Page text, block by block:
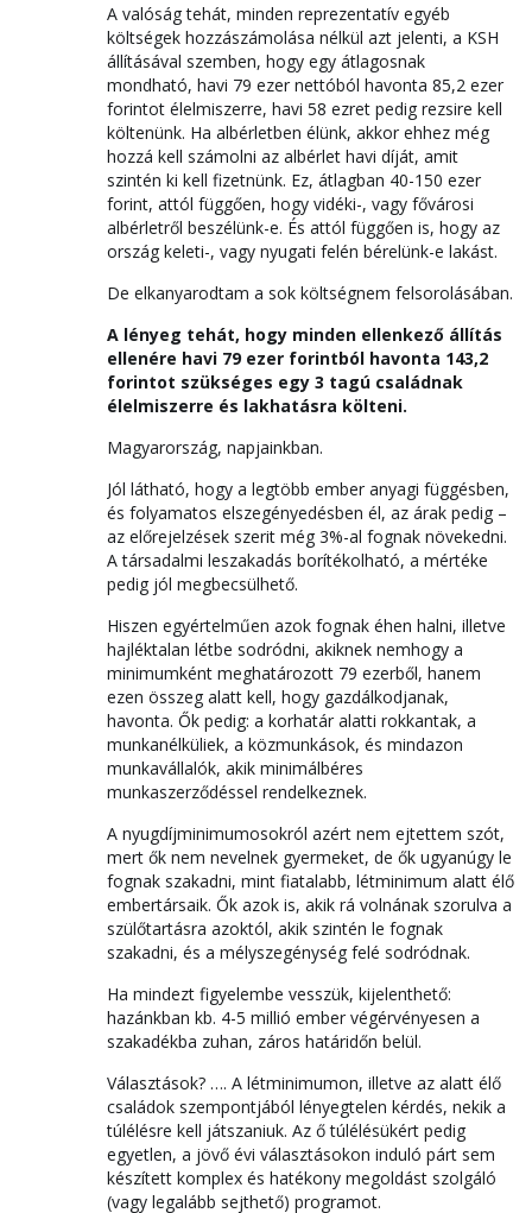
A valóság tehát, minden reprezentatív egyéb
költségek hozzászámolása nélkül azt jelenti, a KSH
állításával szemben, hogy egy átlagosnak
mondható, havi 79 ezer nettóból havonta 85,2 ezer
forintot élelmiszerre, havi 58 ezret pedig rezsire kell
költenünk. Ha albérletben élünk, akkor ehhez még
hozzá kell számolni az albérlet havi díját, amit
szintén ki kell fizetnünk. Ez, átlagban 40-150 ezer
forint, attól függően, hogy vidéki-, vagy fővárosi
albérletről beszélünk-e. És attól függően is, hogy az
ország keleti-, vagy nyugati felén bérelünk-e lakást.
De elkanyarodtam a sok költségnem felsorolásában.
A lényeg tehát, hogy minden ellenkező állítás
ellenére havi 79 ezer forintból havonta 143,2
forintot szükséges egy 3 tagú családnak
élelmiszerre és lakhatásra költeni.
Magyarország, napjainkban.
Jól látható, hogy a legtöbb ember anyagi függésben,
és folyamatos elszegényedésben él, az árak pedig –
az előrejelzések szerit még 3%-al fognak növekedni.
A társadalmi leszakadás borítékolható, a mértéke
pedig jól megbecsülhető.
Hiszen egyértelműen azok fognak éhen halni, illetve
hajléktalan létbe sodródni, akiknek nemhogy a
minimumként meghatározott 79 ezerből, hanem
ezen összeg alatt kell, hogy gazdálkodjanak,
havonta. Ők pedig: a korhatár alatti rokkantak, a
munkanélküliek, a közmunkások, és mindazon
munkavállalók, akik minimálbéres
munkaszerződéssel rendelkeznek.
A nyugdíjminimumosokról azért nem ejtettem szót,
mert ők nem nevelnek gyermeket, de ők ugyanúgy le
fognak szakadni, mint fiatalabb, létminimum alatt élő
embertársaik. Ők azok is, akik rá volnának szorulva a
szülőtartásra azoktól, akik szintén le fognak
szakadni, és a mélyszegénység felé sodródnak.
Ha mindezt figyelembe vesszük, kijelenthető:
hazánkban kb. 4-5 millió ember végérvényesen a
szakadékba zuhan, záros határidőn belül.
Választások? …. A létminimumon, illetve az alatt élő
családok szempontjából lényegtelen kérdés, nekik a
túlélésre kell játszaniuk. Az ő túlélésükért pedig
egyetlen, a jövő évi választásokon induló párt sem
készített komplex és hatékony megoldást szolgáló
(vagy legalább sejthető) programot.